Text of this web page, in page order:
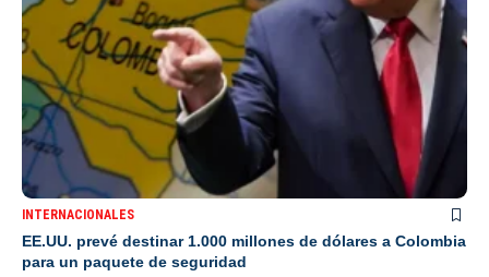
INTERNACIONALES
EE.UU. prevé destinar 1.000 millones de dólares a Colombia
para un paquete de seguridad